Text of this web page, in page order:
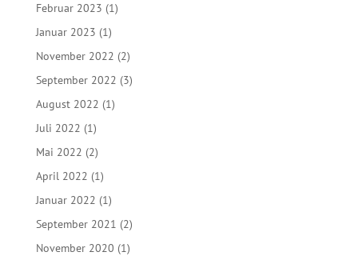
Februar 2023 (1)
Januar 2023 (1)
November 2022 (2)
September 2022 (3)
August 2022 (1)
Juli 2022 (1)
Mai 2022 (2)
April 2022 (1)
Januar 2022 (1)
September 2021 (2)
November 2020 (1)